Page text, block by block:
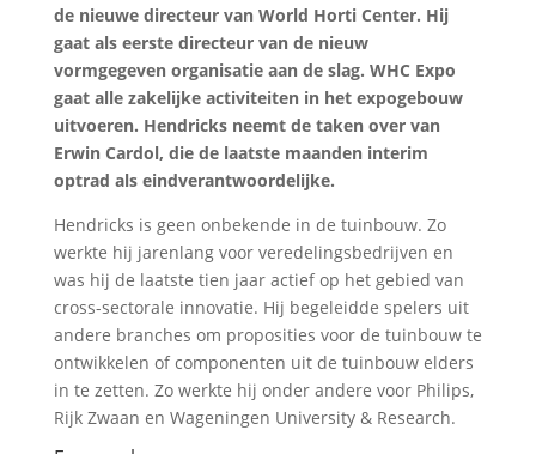
de nieuwe directeur van World Horti Center. Hij
gaat als eerste directeur van de nieuw
vormgegeven organisatie aan de slag. WHC Expo
gaat alle zakelijke activiteiten in het expogebouw
uitvoeren. Hendricks neemt de taken over van
Erwin Cardol, die de laatste maanden interim
optrad als eindverantwoordelijke.
Hendricks is geen onbekende in de tuinbouw. Zo
werkte hij jarenlang voor veredelingsbedrijven en
was hij de laatste tien jaar actief op het gebied van
cross-sectorale innovatie. Hij begeleidde spelers uit
andere branches om proposities voor de tuinbouw te
ontwikkelen of componenten uit de tuinbouw elders
in te zetten. Zo werkte hij onder andere voor Philips,
Rijk Zwaan en Wageningen University & Research.